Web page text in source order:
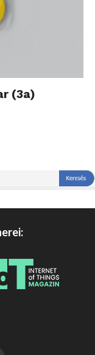
(3a)